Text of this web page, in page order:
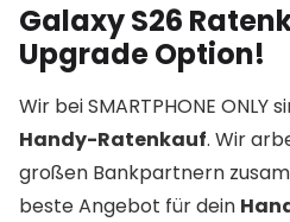
Galaxy S26
Upgrade Option!
Wir bei SMARTPHONE ONLY
Handy-Ratenkauf. Wir
großen Bankpartnern
beste Angebot für dein